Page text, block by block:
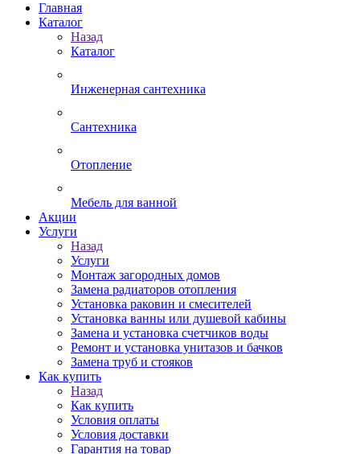
Главная
Каталог
Назад
Каталог
Инженерная сантехника
Сантехника
Отопление
Мебель для ванной
Акции
Услуги
Назад
Услуги
Монтаж загородных домов
Замена радиаторов отопления
Установка раковин и смесителей
Установка ванны или душевой кабины
Замена и установка счетчиков воды
Ремонт и установка унитазов и бачков
Замена труб и стояков
Как купить
Назад
Как купить
Условия оплаты
Условия доставки
Гарантия на товар